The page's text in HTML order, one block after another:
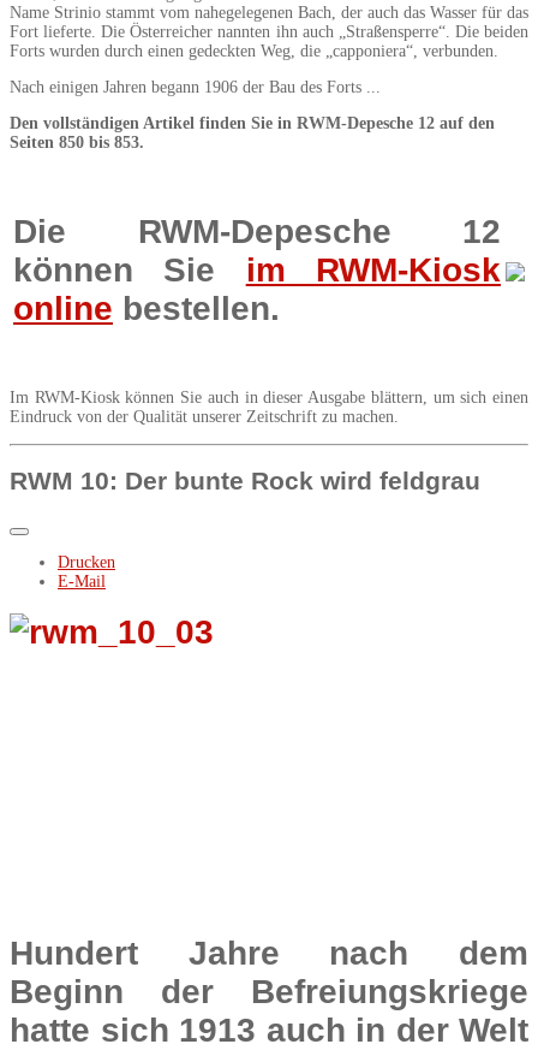
Name Strinio stammt vom nahegelegenen Bach, der auch das Wasser für das
Fort lieferte. Die Österreicher nannten ihn auch „Straßensperre“. Die beiden
Forts wurden durch einen gedeckten Weg, die „capponiera“, verbunden.
Nach einigen Jahren begann 1906 der Bau des Forts ...
Den vollständigen Artikel finden Sie in RWM-Depesche 12 auf den
Seiten 850 bis 853.
Die RWM-Depesche 12
können Sie im RWM-Kiosk
online bestellen.
Im RWM-Kiosk können Sie auch in dieser Ausgabe blättern, um sich einen
Eindruck von der Qualität unserer Zeitschrift zu machen.
RWM 10: Der bunte Rock wird feldgrau
Drucken
E-Mail
Hundert Jahre nach dem
Beginn der Befreiungskriege
hatte sich 1913 auch in der Welt